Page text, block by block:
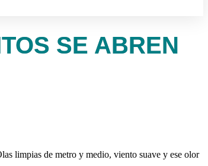
SE ABREN
limpias de metro y medio, viento suave y ese olor